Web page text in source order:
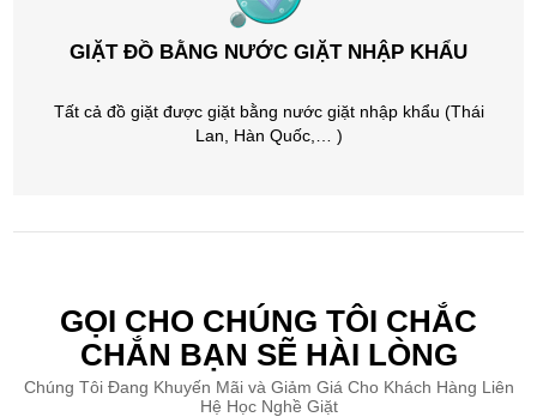
GIẶT ĐỒ BẰNG NƯỚC GIẶT NHẬP KHẨU
Tất cả đồ giặt được giặt bằng nước giặt nhập khẩu (Thái
Lan, Hàn Quốc,… )
GỌI CHO CHÚNG TÔI CHẮC
CHẮN BẠN SẼ HÀI LÒNG
Chúng Tôi Đang Khuyến Mãi và Giảm Giá Cho Khách Hàng Liên
Hệ Học Nghề Giặt